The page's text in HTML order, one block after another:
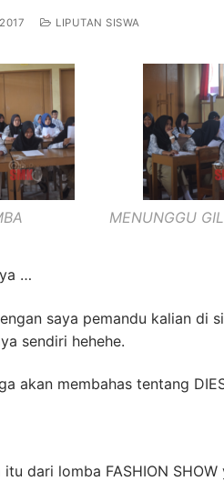
LIPUTAN SISWA
MENUNGGU
…
saya pemandu kalian di
sendiri hehehe.
akan membahas tentang
dari lomba FASHION